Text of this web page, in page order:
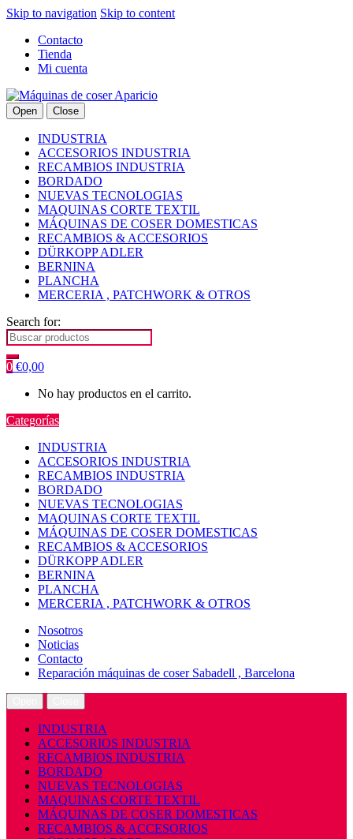
Skip to navigation Skip to content
Contacto
Tienda
Mi cuenta
Open Close
INDUSTRIA
ACCESORIOS INDUSTRIA
RECAMBIOS INDUSTRIA
BORDADO
NUEVAS TECNOLOGIAS
MAQUINAS CORTE TEXTIL
MÁQUINAS DE COSER DOMESTICAS
RECAMBIOS & ACCESORIOS
DÜRKOPP ADLER
BERNINA
PLANCHA
MERCERIA , PATCHWORK & OTROS
Search for:
0 €0,00
No hay productos en el carrito.
Categorías
INDUSTRIA
ACCESORIOS INDUSTRIA
RECAMBIOS INDUSTRIA
BORDADO
NUEVAS TECNOLOGIAS
MAQUINAS CORTE TEXTIL
MÁQUINAS DE COSER DOMESTICAS
RECAMBIOS & ACCESORIOS
DÜRKOPP ADLER
BERNINA
PLANCHA
MERCERIA , PATCHWORK & OTROS
Nosotros
Noticias
Contacto
Reparación máquinas de coser Sabadell , Barcelona
INDUSTRIA
ACCESORIOS INDUSTRIA
RECAMBIOS INDUSTRIA
BORDADO
NUEVAS TECNOLOGIAS
MAQUINAS CORTE TEXTIL
MÁQUINAS DE COSER DOMESTICAS
RECAMBIOS & ACCESORIOS